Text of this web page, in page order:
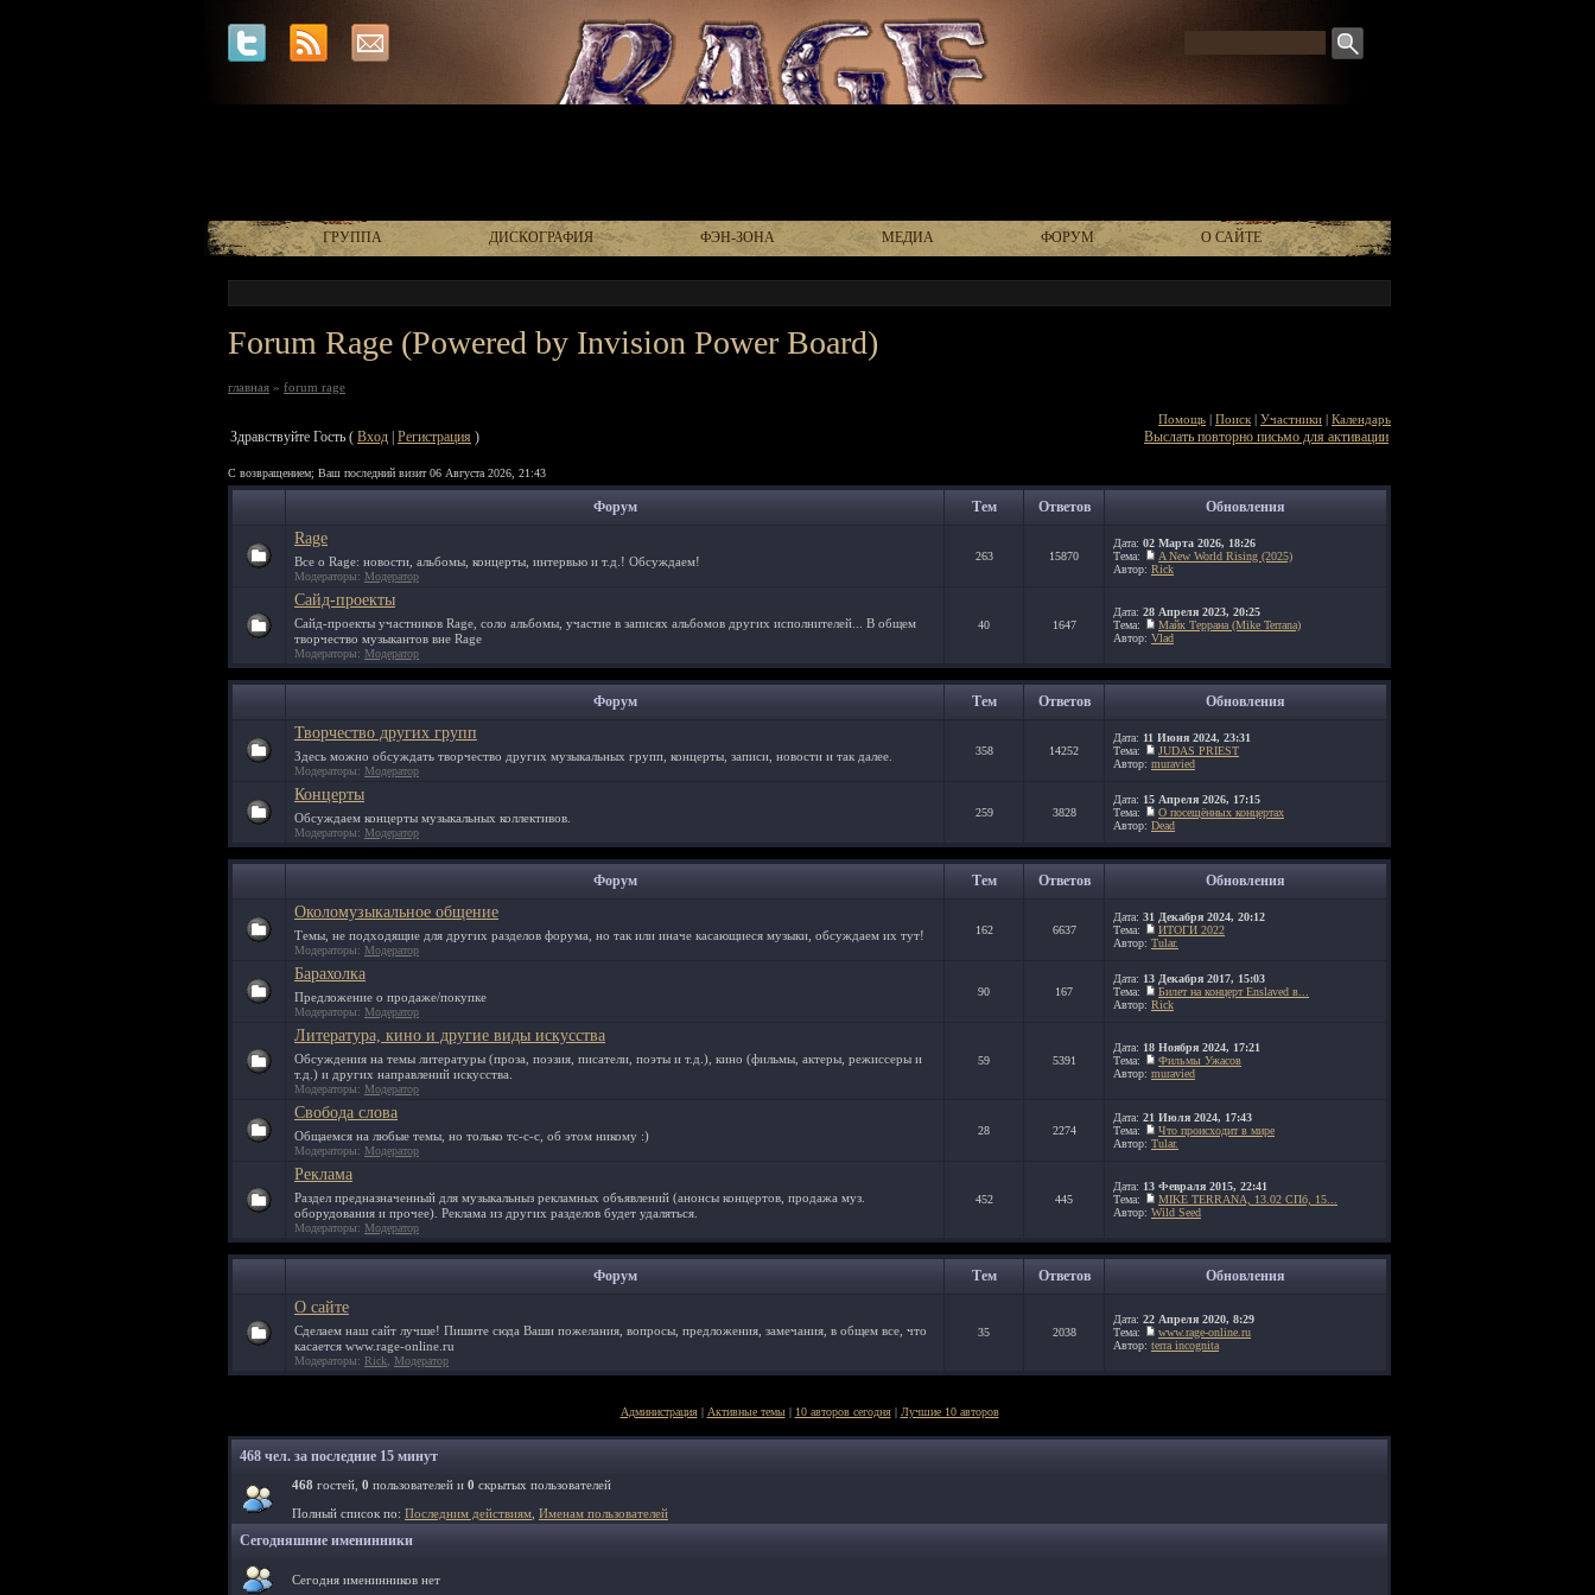
ГРУППА ДИСКОГРАФИЯ ФЭН-ЗОНА МЕДИА ФОРУМ О САЙТЕ
Forum Rage (Powered by Invision Power Board)
главная » forum rage
Помощь | Поиск | Участники | Календарь
Здравствуйте Гость ( Вход Регистрация ) Выслать повторно письмо для активации
С возвращением; Ваш последний визит 06 Августа 2026, 21:43
Форум Тем Ответов Обновления
Rage
Все о Rage: новости, альбомы, концерты, интервью и т.д.! Обсуждаем!
Модераторы: Модератор
263 15870
Дата: 02 Марта 2026, 18:26
Тема:
A New World Rising (2025)
Автор: Rick
Сайд-проекты
Сайд-проекты участников Rage, соло альбомы, участие в записях альбомов других исполнителей... В общем
творчество музыкантов вне Rage
Модераторы: Модератор
40 1647
Дата: 28 Апреля 2023, 20:25
Тема:
Майк Террана (Mike Terrana)
Автор: Vlad
Форум Тем Ответов Обновления
Творчество других групп
Здесь можно обсуждать творчество других музыкальных групп, концерты, записи, новости и так далее.
Модераторы: Модератор
358 14252
Дата: 11 Июня 2024, 23:31
Тема:
JUDAS PRIEST
Автор: muravied
Концерты
Обсуждаем концерты музыкальных коллективов.
Модераторы: Модератор
259 3828
Дата: 15 Апреля 2026, 17:15
Тема:
О посещённых концертах
Автор: Dead
Форум Тем Ответов Обновления
Околомузыкальное общение
Темы, не подходящие для других разделов форума, но так или иначе касающиеся музыки, обсуждаем их тут!
Модераторы: Модератор
162 6637
Дата: 31 Декабря 2024, 20:12
Тема:
ИТОГИ 2022
Автор: Tular.
Барахолка
Предложение о продаже/покупке
Модераторы: Модератор
90 167
Дата: 13 Декабря 2017, 15:03
Тема:
Билет на концерт Enslaved в...
Автор: Rick
Литература, кино и другие виды искусства
Обсуждения на темы литературы (проза, поэзия, писатели, поэты и т.д.), кино (фильмы, актеры, режиссеры и
т.д.) и других направлений искусства.
Модераторы: Модератор
59 5391
Дата: 18 Ноября 2024, 17:21
Тема:
Фильмы Ужасов
Автор: muravied
Свобода слова
Общаемся на любые темы, но только тс-с-с, об этом никому :)
Модераторы: Модератор
28 2274
Дата: 21 Июля 2024, 17:43
Тема:
Что происходит в мире
Автор: Tular.
Реклама
Раздел предназначенный для музыкальныз рекламных объявлений (анонсы концертов, продажа муз.
оборудования и прочее). Реклама из других разделов будет удаляться.
Модераторы: Модератор
452 445
Дата: 13 Февраля 2015, 22:41
Тема:
MIKE TERRANA, 13.02 СПб, 15...
Автор: Wild Seed
Форум Тем Ответов Обновления
О сайте
Сделаем наш сайт лучше! Пишите сюда Ваши пожелания, вопросы, предложения, замечания, в общем все, что
касается www.rage-online.ru
Модераторы: Rick Модератор
35 2038
Дата: 22 Апреля 2020, 8:29
Тема:
www.rage-online.ru
Автор: terra incognita
Администрация| Активные темы| 10 авторов сегодня| Лучшие 10 авторов
468 чел. за последние 15 минут
468 гостей, 0 пользователей и 0 скрытых пользователей
Полный список по: Последним действиям Именам пользователей
Сегодняшние именинники
Сегодня именинников нет